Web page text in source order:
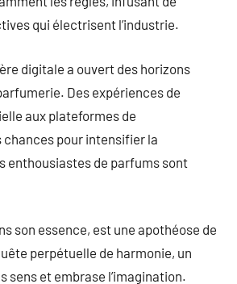
qui électrisent l’industrie.
digitale a ouvert des horizons
Des expériences de
aux plateformes de
pour intensifier la
enthousiastes de parfums sont
son essence, est une apothéose de
perpétuelle de harmonie, un
sens et embrase l’imagination.